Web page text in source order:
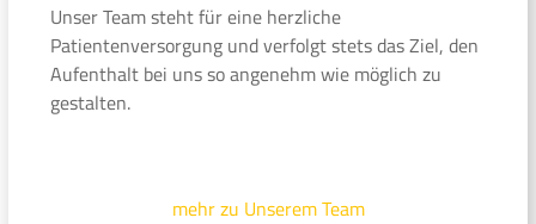
Unser Team steht für eine herzliche
Patientenversorgung und verfolgt stets das Ziel, den
Aufenthalt bei uns so angenehm wie möglich zu
gestalten.
mehr zu Unserem Team